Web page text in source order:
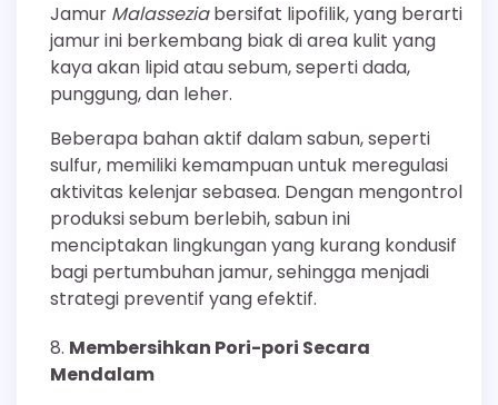
Jamur Malasseziabersifat lipofilik, yang berarti
jamur ini berkembang biak di area kulit yang
kaya akan lipid atau sebum, seperti dada,
punggung, dan leher.
Beberapa bahan aktif dalam sabun, seperti
sulfur, memiliki kemampuan untuk meregulasi
aktivitas kelenjar sebasea. Dengan mengontrol
produksi sebum berlebih, sabun ini
menciptakan lingkungan yang kurang kondusif
bagi pertumbuhan jamur, sehingga menjadi
strategi preventif yang efektif.
Membersihkan Pori-pori Secara
Mendalam